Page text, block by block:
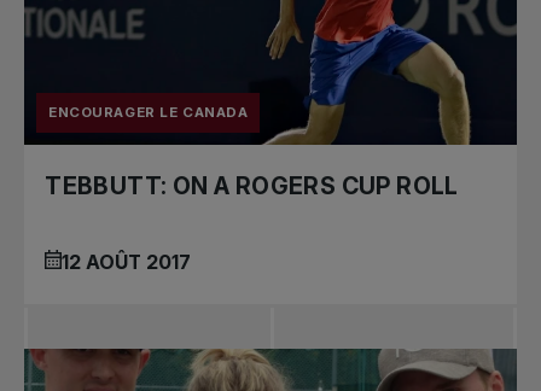
ENCOURAGER LE CANADA
TEBBUTT: ON A ROGERS CUP ROLL
12 AOÛT 2017